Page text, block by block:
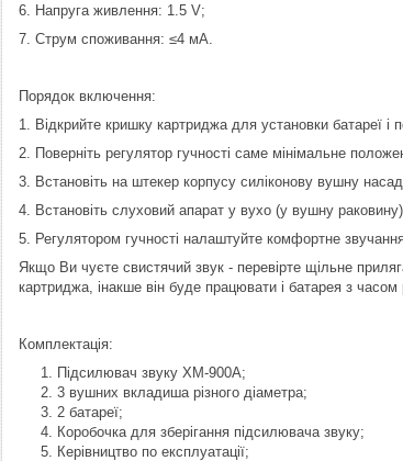
6. Напруга живлення: 1.5 V;
7. Струм споживання: ≤4 мА.
Порядок включення:
1. Відкрийте кришку картриджа для установки батареї і
2. Поверніть регулятор гучності саме мінімальне
3. Встановіть на штекер корпусу силіконову вушну
4. Встановіть слуховий апарат у вухо (у вушну
5. Регулятором гучності налаштуйте комфортне
Якщо Ви чуєте свистячий звук - перевірте щільне
картриджа, інакше він буде працювати і батарея з часом
Комплектація:
Підсилювач звуку XM-900A;
3 вушних вкладиша різного діаметра;
2 батареї;
Коробочка для зберігання підсилювача звуку;
Керівництво по експлуатації;